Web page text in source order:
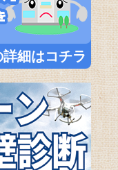
細はコチラ